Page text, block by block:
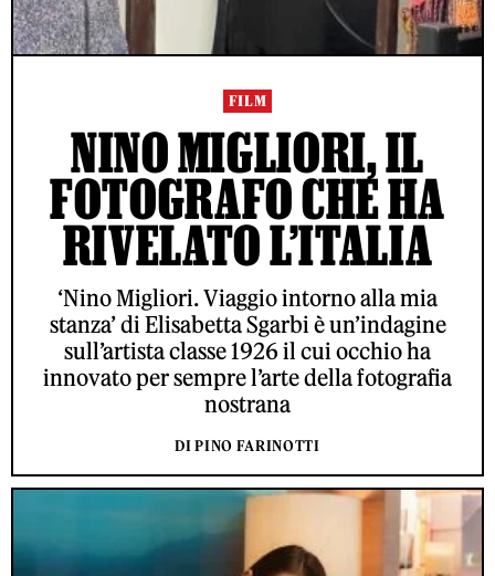
FILM
NINO MIGLIORI, IL
FOTOGRAFO CHE HA
RIVELATO L’ITALIA
‘Nino Migliori. Viaggio intorno alla mia
stanza’ di Elisabetta Sgarbi è un’indagine
sull’artista classe 1926 il cui occhio ha
innovato per sempre l’arte della fotografia
nostrana
DI PINO FARINOTTI